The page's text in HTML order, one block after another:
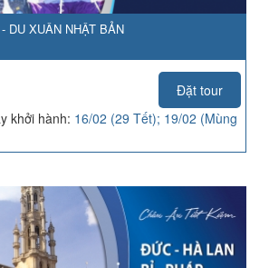
DU XUÂN NHẬT BẢN
Đặt tour
khởi hành: 16/02 (29 Tết); 19/02 (Mùng